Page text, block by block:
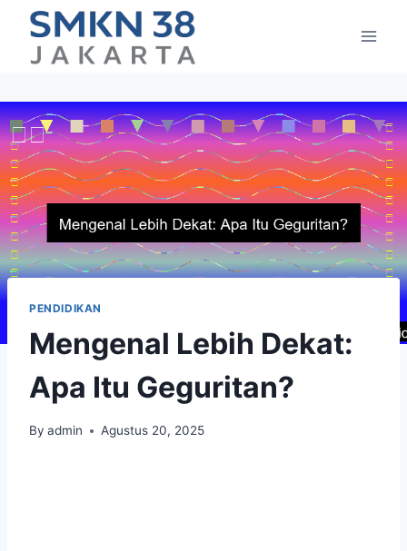
content
PENDIDIKAN
Mengenal Lebih Dekat:
Apa Itu Geguritan?
By admin Agustus 20, 2025